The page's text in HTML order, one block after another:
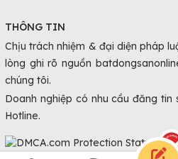
THÔNG TIN
Chịu trách nhiệm & đại diện pháp
lòng ghi rõ nguồn
chúng tôi.
Doanh nghiệp có nhu cầu đăng tin
Hotline.